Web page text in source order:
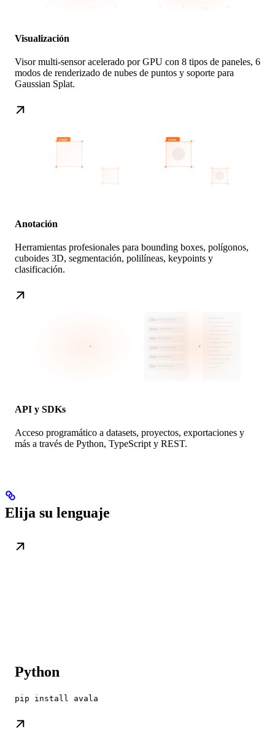
Visualización
Visor multi-sensor acelerado por GPU con 8 tipos de paneles, 6
modos de renderizado de nubes de puntos y soporte para
Gaussian Splat.
Anotación
Herramientas profesionales para bounding boxes, polígonos,
cuboides 3D, segmentación, polilíneas, keypoints y
clasificación.
API y SDKs
Acceso programático a datasets, proyectos, exportaciones y
más a través de Python, TypeScript y REST.
Elija su lenguaje
Python
pip install avala